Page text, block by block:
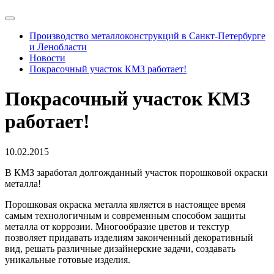
Производство металлоконструкций в Санкт-Петербурге
и Ленобласти
Новости
Покрасочный участок КМЗ работает!
Покрасочный участок КМЗ
работает!
10.02.2015
В КМЗ заработал долгожданный участок порошковой окраски
металла!
Порошковая окраска металла является в настоящее время
самым технологичным и современным способом защиты
металла от коррозии. Многообразие цветов и текстур
позволяет придавать изделиям законченный декоративный
вид, решать различные дизайнерские задачи, создавать
уникальные готовые изделия.